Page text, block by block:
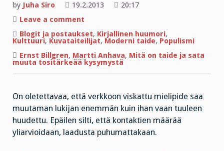
by Juha Siro 19.2.2013
20:17
Leave a comment
tiedän,
että
minulla
on
oikeat
mielipiteet?
Blogit ja postaukset, Kirjallinen huumori,
Kulttuuri, Kuvataiteilijat, Moderni taide, Populismi
Ernst Billgren, Martti Anhava, Mitä on taide ja sata
muuta tositärkeää kysymystä
On oletettavaa, että verkkoon viskattu mielipide saa
muutaman lukijan enemmän kuin ihan vaan tuuleen
huudettu. Epäilen silti, että kontaktien määrää
yliarvioidaan, laadusta puhumattakaan.